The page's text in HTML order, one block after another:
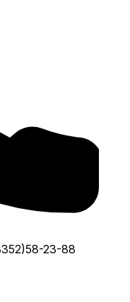
23-88